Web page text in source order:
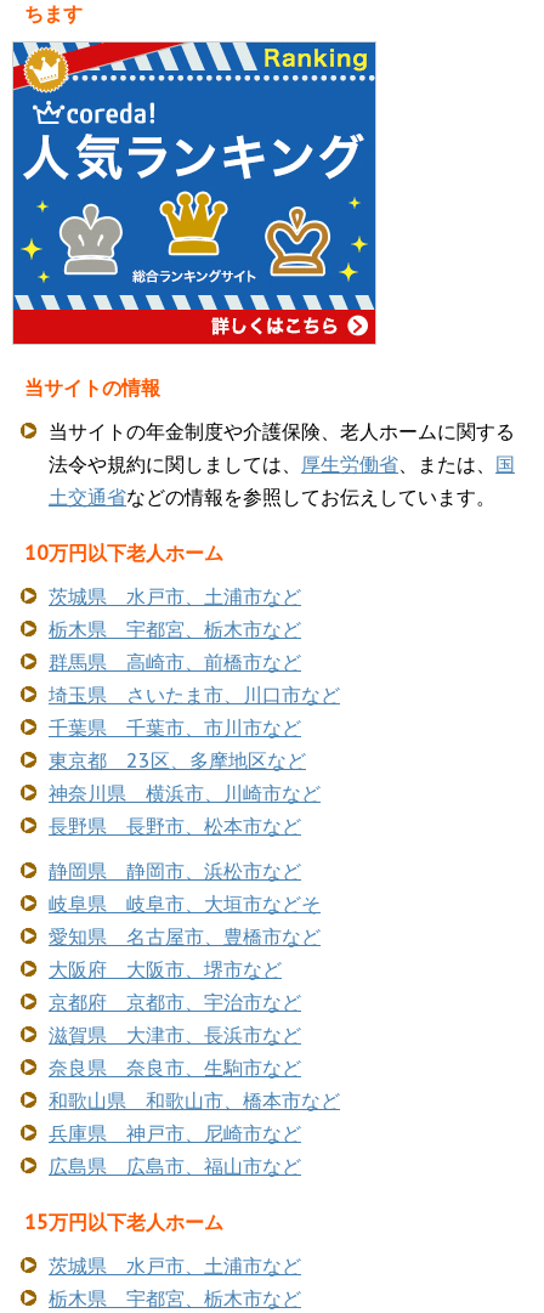
ちます
当サイトの情報
当サイトの年金制度や介護保険、老人ホームに関する
法令や規約に関しましては、 厚生労働省、または、 国
土交通省などの情報を参照してお伝えしています。
10万円以下老人ホーム
茨城県 水戸市、土浦市など
栃木県 宇都宮、栃木市など
群馬県 高崎市、前橋市など
埼玉県 さいたま市、川口市など
千葉県 千葉市、市川市など
東京都 23区、多摩地区など
神奈川県 横浜市、川崎市など
長野県 長野市、松本市など
静岡県 静岡市、浜松市など
岐阜県 岐阜市、大垣市などそ
愛知県 名古屋市、豊橋市など
大阪府 大阪市、堺市など
京都府 京都市、宇治市など
滋賀県 大津市、長浜市など
奈良県 奈良市、生駒市など
和歌山県 和歌山市、橋本市など
兵庫県 神戸市、尼崎市など
広島県 広島市、福山市など
15万円以下老人ホーム
茨城県 水戸市、土浦市など
栃木県 宇都宮、栃木市など